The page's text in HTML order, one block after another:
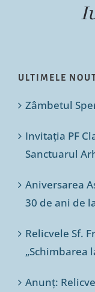
ULTIMELE
Zâmbetul
Invitația PF
Sanctuarul
Aniversarea
30 de ani de
Relicvele Sf.
„Schimbarea
Anunț: